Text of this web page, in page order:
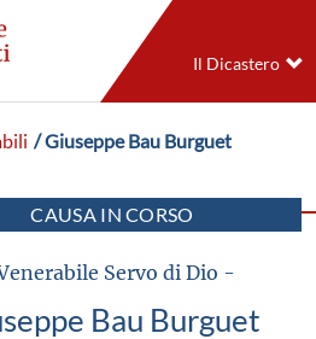
Il Dicastero
/ Giuseppe Bau Burguet
CAUSA IN CORSO
Servo di Dio -
Bau Burguet